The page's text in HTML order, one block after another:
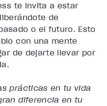
te invita a estar
de
o el futuro. Esto
con una mente
de dejarte llevar por
prácticas en tu vida
diferencia en tu